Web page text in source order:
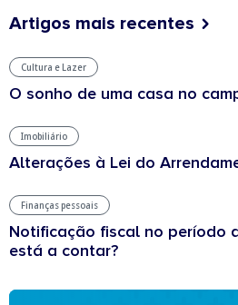
Artigos mais recentes
Cultura e Lazer
O sonho de uma casa no
Imobiliário
Alterações à Lei do
Finanças pessoais
Notificação fiscal no período
está a contar?